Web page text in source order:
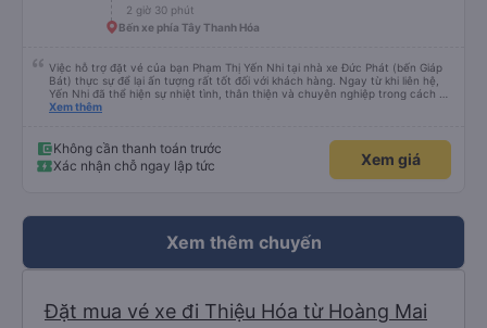
2 giờ 30 phút
Bến xe phía Tây Thanh Hóa
Việc hỗ trợ đặt vé của bạn Phạm Thị Yến Nhi tại nhà xe Đức Phát (bến Giáp
Bát) thực sự để lại ấn tượng rất tốt đối với khách hàng. Ngay từ khi liên hệ,
Yến Nhi đã thể hiện sự nhiệt tình, thân thiện và chuyên nghiệp trong cách tư
vấn. Mọi thắc mắc đều được giải đáp rõ ràng, nhanh chóng, giúp khách hàng
trình đặt vé, từ việc giữ chỗ, xác nhận thông tin đến nhắc nhở giờ xe chạy.
Sự tận tâm và chu đáo này giúp khách hàng cảm thấy yên tâm và tin tưởng
hơn khi sử dụng dịch vụ của nhà xe Đức Phát. Thái độ làm việc nghiêm túc,
Xem thêm
Không cần thanh toán trước
Xác nhận chỗ ngay lập tức
Xem giá
Xem thêm chuyến
Đặt mua vé xe đi Thiệu Hóa từ Hoàng Mai